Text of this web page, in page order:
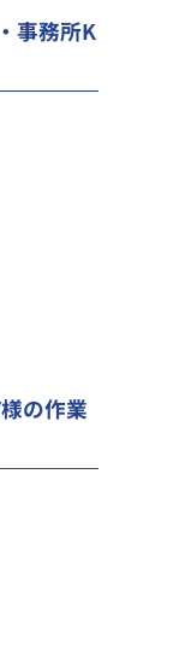
事務所K
の作業